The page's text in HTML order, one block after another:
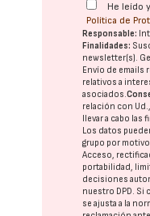
He leído
Política de
Responsable:
Finalidades:
newsletter(s).
Envío de emails
relativos a
asociados.
relación con
llevar a cabo
Los datos
grupo por
Acceso,
portabilidad,
decisiones
nuestro DPD. Si
se ajusta a la